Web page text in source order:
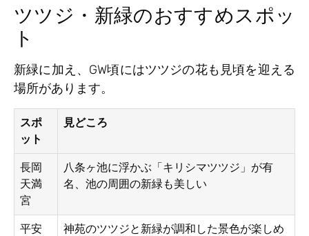
ツツジ・新緑のおすすめスポッ
ト
新緑に加え、GW頃にはツツジの花も見頃を迎える
場所があります。
スポ
ット
見どころ
長岡
天満
宮
八条ヶ池に浮かぶ「キリシマツツジ」が有
名、池の周囲の新緑も美しい
平安
神苑のツツジと新緑が調和した景色が楽しめ